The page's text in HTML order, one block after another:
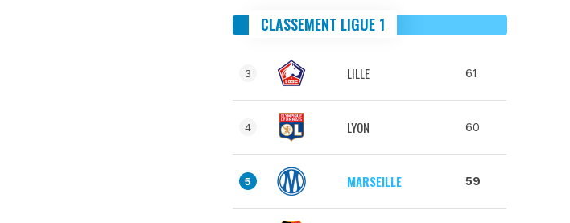
CLASSEMENT LIGUE 1
3 LILLE 61
4 LYON 60
5 MARSEILLE 59